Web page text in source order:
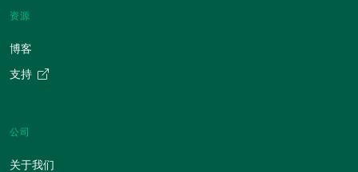
资源
博客
支持
公司
关于我们